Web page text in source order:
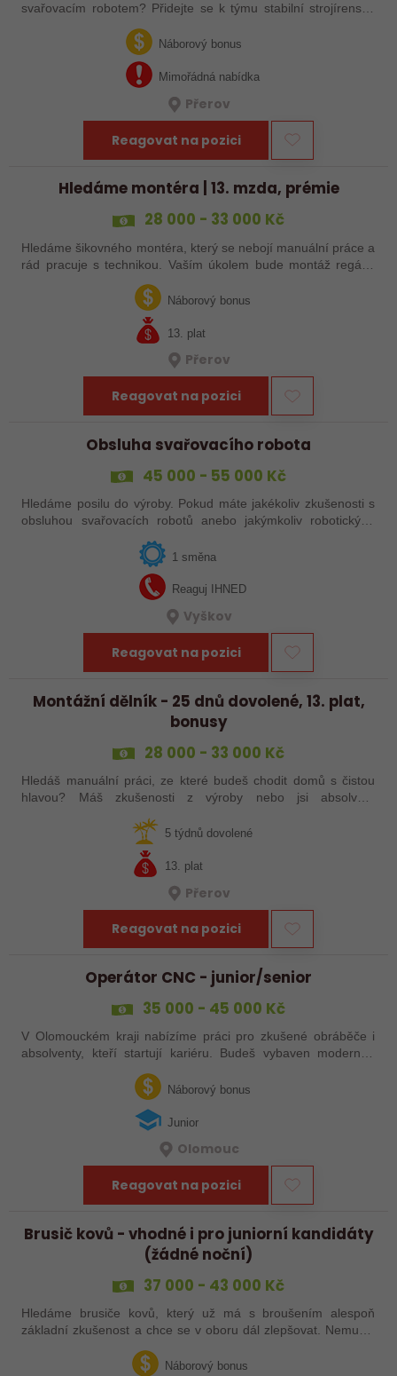
svařovacím robotem? Přidejte se k týmu stabilní strojírenské
svařováním v moderní výrobě.…
Náborový bonus
Mimořádná nabídka
Přerov
Reagovat na pozici
Hledáme montéra | 13. mzda, prémie
28 000 - 33 000 Kč
Hledáme šikovného montéra, který se nebojí manuální práce a
rád pracuje s technikou. Vaším úkolem bude montáž regálů,
dopravníků a autonomních vozíků (VZV) podle výkresů.
Nabízíme stabilní práci u…Náborový bonus
13. plat
Přerov
Reagovat na pozici
Obsluha svařovacího robota
45 000 - 55 000 Kč
Hledáme posilu do výroby. Pokud máte jakékoliv zkušenosti s
obsluhou svařovacích robotů anebo jakýmkoliv robotickým,
strojním anebo i ručním svařováním, tak se nám neváhejte
1 směna
Reaguj IHNED
Vyškov
Reagovat na pozici
Montážní dělník - 25 dnů dovolené, 13. plat,
bonusy
28 000 - 33 000 Kč
Hledáš manuální práci, ze které budeš chodit domů s čistou
hlavou? Máš zkušenosti z výroby nebo jsi absolvent
5 týdnů dovolené
13. plat
Přerov
Reagovat na pozici
Operátor CNC - junior/senior
35 000 - 45 000 Kč
V Olomouckém kraji nabízíme práci pro zkušené obráběče i
absolventy, kteří startují kariéru. Budeš vybaven moderním
pracovním místem a spoustou benefitů. Pokud se chceš
dozvědět více, neváhej…
Náborový bonus
Junior
Olomouc
Reagovat na pozici
Brusič kovů - vhodné i pro juniorní kandidáty
(žádné noční)
37 000 - 43 000 Kč
Hledáme brusiče kovů, který už má s broušením alespoň
základní zkušenost a chce se v oboru dál zlepšovat. Nemusíš
abys už někdy pracoval…Náborový bonus